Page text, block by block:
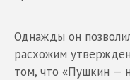
Однажды он
расхожим
том, что «Пушкин —